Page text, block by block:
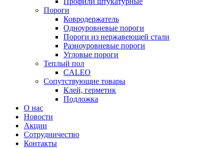
Пороги
Ковродержатель
Одноуровневые пороги
Пороги из нержавеющей стали
Разноуровневые пороги
Угловые пороги
Теплый пол
CALEO
Сопутствующие товары
Клей, герметик
Подложка
О нас
Новости
Акции
Сотрудничество
Контакты